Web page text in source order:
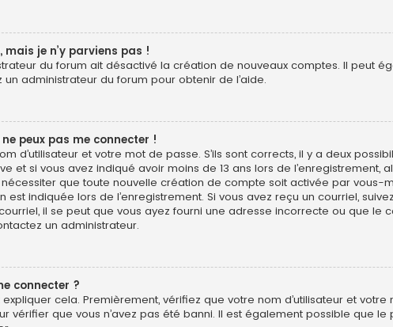
mais je n’y parviens pas !
du forum ait désactivé la création de nouveaux comptes. Il peut
administrateur du forum pour obtenir de l’aide.
peux pas me connecter !
d’utilisateur et votre mot de passe. S’ils sont corrects, il y a deux
et si vous avez indiqué avoir moins de 13 ans lors de
que toute nouvelle création de compte soit activée par vous-
indiquée lors de l’enregistrement. Si vous avez reçu un courriel,
il se peut que vous ayez fourni une adresse incorrecte ou que
un administrateur.
connecter ?
cela. Premièrement, vérifiez que votre nom d’utilisateur et
vérifier que vous n’avez pas été banni. Il est également possible que